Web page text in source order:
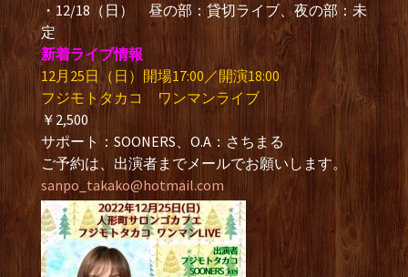
・12/18（日） 昼の部：貸切ライブ、夜の部：未
定
新着ライブ情報
12月25日（日）開場17:00／開演18:00
フジモトタカコ ワンマンライブ
￥2,500
サポート：SOONERS、O.A：さちまる
ご予約は、出演者までメールでお願いします。
sanpo_takako@hotmail.com